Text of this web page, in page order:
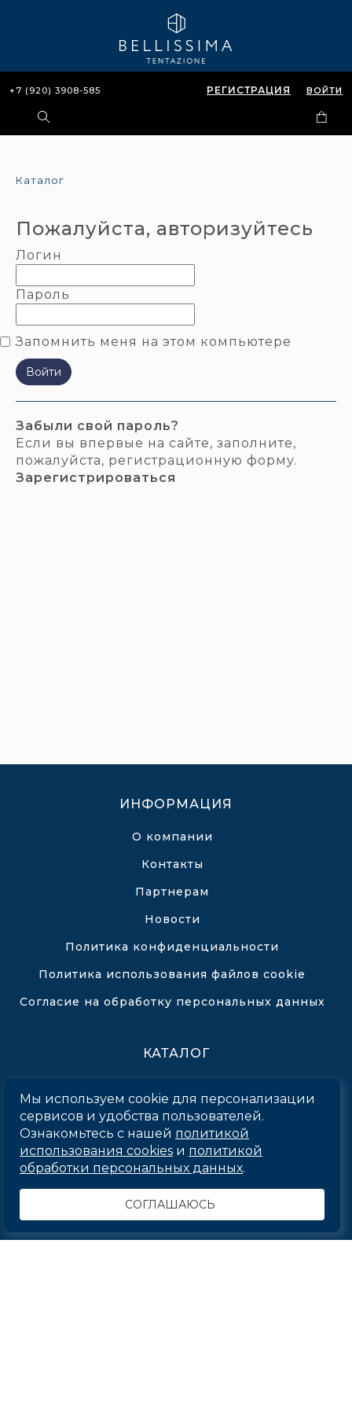
+7 (920) 3908-585 РЕГИСТРАЦИЯ ВОЙТИ
Каталог
Пожалуйста, авторизуйтесь
Логин
Пароль
Запомнить меня на этом компьютере
Забыли свой пароль?
Если вы впервые на сайте, заполните,
пожалуйста, регистрационную форму.
Зарегистрироваться
ИНФОРМАЦИЯ
О компании
Контакты
Партнерам
Новости
Политика конфиденциальности
Политика использования файлов cookie
Согласие на обработку персональных данных
КАТАЛОГ
Серьги
Подвески
Пусеты
Изделия из золота
Мы используем cookie для персонализации
сервисов и удобства пользователей.
Ознакомьтесь с нашей политикой
использования cookies и политикой
обработки персональных данных.
СОГЛАШАЮСЬ